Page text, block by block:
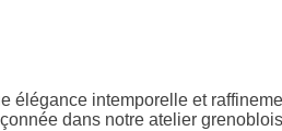
intemporelle et
dans notre atelier